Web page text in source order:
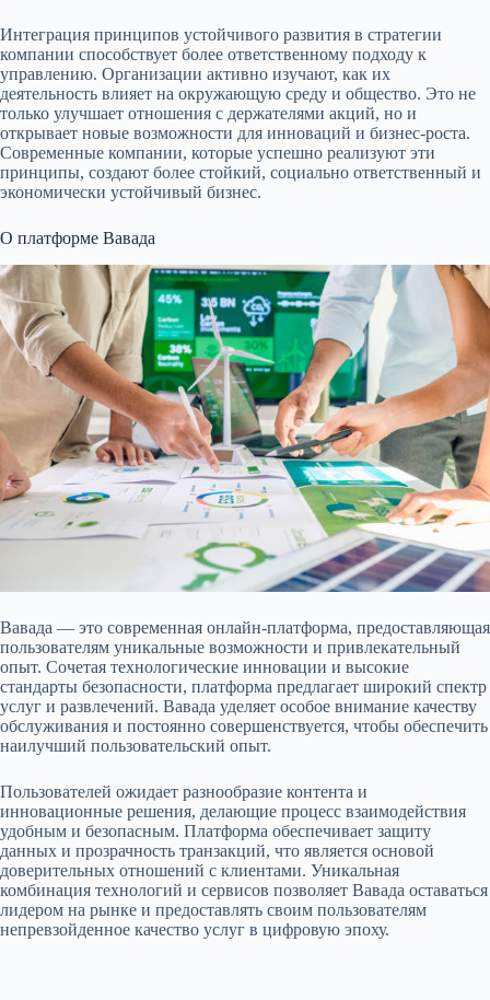
Интеграция принципов устойчивого развития в стратегии
компании способствует более ответственному подходу к
управлению. Организации активно изучают, как их
деятельность влияет на окружающую среду и общество. Это не
только улучшает отношения с держателями акций, но и
открывает новые возможности для инноваций и бизнес-роста.
Современные компании, которые успешно реализуют эти
принципы, создают более стойкий, социально ответственный и
экономически устойчивый бизнес.
О платформе Вавада
Вавада — это современная онлайн-платформа, предоставляющая
пользователям уникальные возможности и привлекательный
опыт. Сочетая технологические инновации и высокие
стандарты безопасности, платформа предлагает широкий спектр
услуг и развлечений. Вавада уделяет особое внимание качеству
обслуживания и постоянно совершенствуется, чтобы обеспечить
наилучший пользовательский опыт.
Пользователей ожидает разнообразие контента и
инновационные решения, делающие процесс взаимодействия
удобным и безопасным. Платформа обеспечивает защиту
данных и прозрачность транзакций, что является основой
доверительных отношений с клиентами. Уникальная
комбинация технологий и сервисов позволяет Вавада оставаться
лидером на рынке и предоставлять своим пользователям
непревзойденное качество услуг в цифровую эпоху.